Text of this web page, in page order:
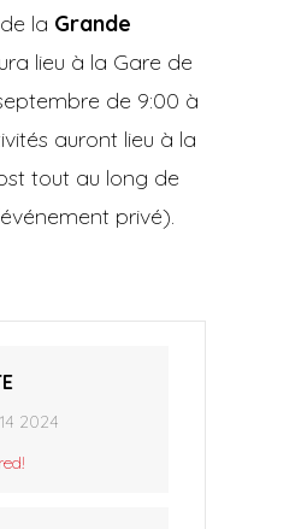
la Grande
lieu à la Gare de
de 9:00 à
auront lieu à la
tout au long de
privé).
2024